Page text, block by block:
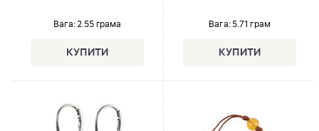
Вага: 2.55 грама Вага: 5.71 грам